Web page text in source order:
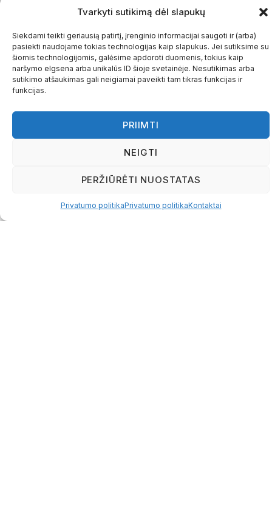
Tvarkyti sutikimą dėl slapukų
Siekdami teikti geriausią patirtį, įrenginio informacijai saugoti ir (arba)
pasiekti naudojame tokias technologijas kaip slapukus. Jei sutiksime su
šiomis technologijomis, galėsime apdoroti duomenis, tokius kaip
naršymo elgsena arba unikalūs ID šioje svetainėje. Nesutikimas arba
sutikimo atšaukimas gali neigiamai paveikti tam tikras funkcijas ir
funkcijas.
PRIIMTI
NEIGTI
PERŽIŪRĖTI NUOSTATAS
Privatumo politikaPrivatumo politikaKontaktai